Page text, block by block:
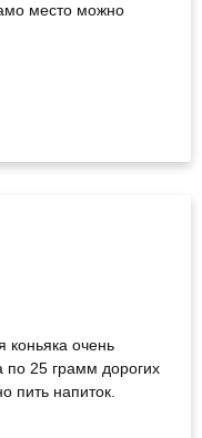
место можно
коньяка очень
по 25 грамм дорогих
пить напиток.